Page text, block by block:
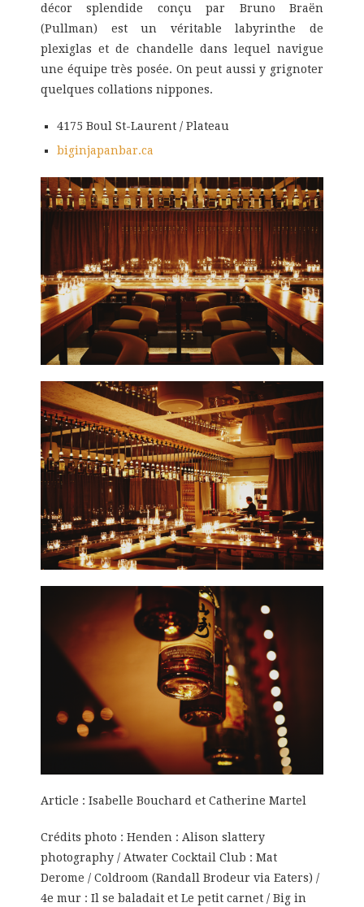
décor splendide conçu par Bruno Braën
(Pullman) est un véritable labyrinthe de
plexiglas et de chandelle dans lequel navigue
une équipe très posée. On peut aussi y grignoter
quelques collations nippones.
4175 Boul St-Laurent / Plateau
biginjapanbar.ca
Article : Isabelle Bouchard et Catherine Martel
Crédits photo : Henden : Alison slattery
photography / Atwater Cocktail Club : Mat
Derome / Coldroom (Randall Brodeur via Eaters) /
4e mur : Il se baladait et Le petit carnet / Big in